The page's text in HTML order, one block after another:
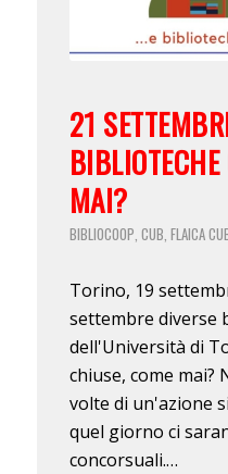
21
MAI?
BIBLIOCOOP, CUB, FLAICA
Torino, 19
settembre diverse
dell'Università di
chiuse, come mai?
volte di un'azione
quel giorno ci
concorsuali.…